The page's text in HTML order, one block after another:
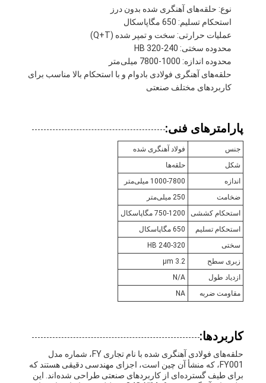
نوع: حلقه‌های آهنگری شده بدون درز
استحکام تسلیم: 650 مگاپاسکال
عملیات حرارتی: سخت و تمپر شده (Q+T)
محدوده سختی: 240-320 HB
محدوده اندازه: 1000-7800 میلی‌متر
حلقه‌های آهنگری فولادی بادوام و با استحکام بالا مناسب برای
کاربردهای مختلف صنعتی
پارامترهای فنی:
جنس
فولاد آهنگری شده
شکل
حلقه‌ها
اندازه
1000-7800 میلی‌متر
ضخامت
250 میلی‌متر
استحکام کششی
750-1200 مگاپاسکال
استحکام تسلیم
650 مگاپاسکال
سختی
240-320 HB
زبری سطح
3.2 μm
ازدیاد طول
N/A
مقاومت ضربه
NA
کاربردها:
حلقه‌های فولادی آهنگری شده با نام تجاری FY، شماره مدل
FY001، که منشأ آن چین است، اجزای مهندسی دقیقی هستند که
برای طیف گسترده‌ای از کاربردهای صنعتی طراحی شده‌اند. این